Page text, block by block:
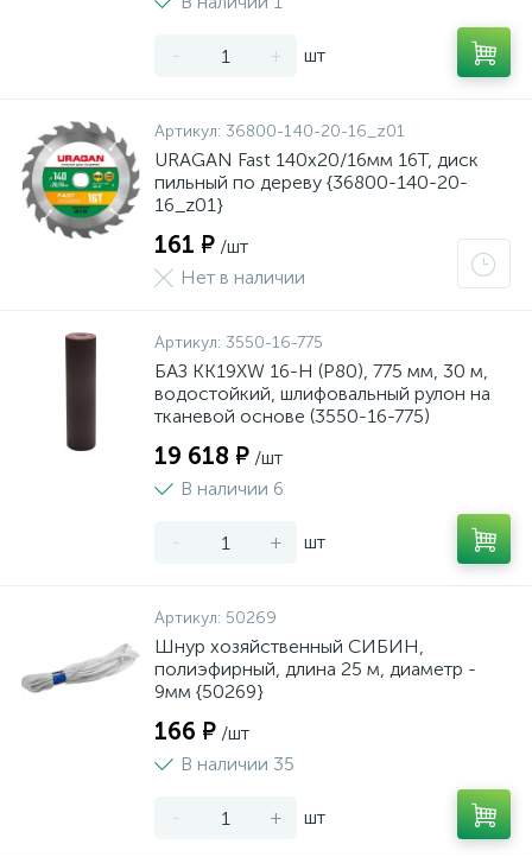
- + шт
Артикул: 36800-140-20-16_z01
URAGAN Fast 140x20/16мм 16Т, диск
пильный по дереву {36800-140-20-
16_z01}
161 ₽ /шт
Нет в наличии
Артикул: 3550-16-775
БАЗ KK19XW 16-H (Р80), 775 мм, 30 м,
водостойкий, шлифовальный рулон на
тканевой основе (3550-16-775)
19 618 ₽ /шт
В наличии 6
- + шт
Артикул: 50269
Шнур хозяйственный СИБИН,
полиэфирный, длина 25 м, диаметр -
9мм {50269}
166 ₽ /шт
В наличии 35
- + шт